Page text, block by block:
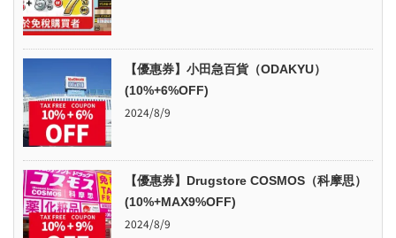
【優惠券】小田急百貨（ODAKYU）
(10%+6%OFF)
2024/8/9
【優惠券】Drugstore COSMOS（科摩思）
(10%+MAX9%OFF)
2024/8/9